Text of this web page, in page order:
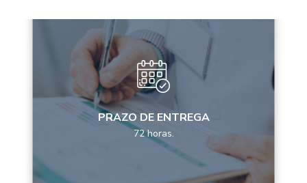
PRAZO DE ENTREGA
72 horas.